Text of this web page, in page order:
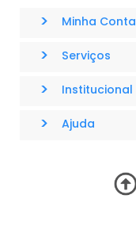
> Minha Conta
> Serviços
> Institucional
> Ajuda